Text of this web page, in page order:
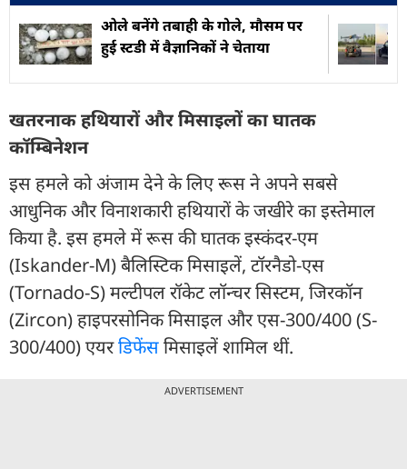
ओले बनेंगे तबाही के गोले, मौसम पर
हुई स्टडी में वैज्ञानिकों ने चेताया
खतरनाक हथियारों और मिसाइलों का घातक
कॉम्बिनेशन
इस हमले को अंजाम देने के लिए रूस ने अपने सबसे
आधुनिक और विनाशकारी हथियारों के जखीरे का इस्तेमाल
किया है. इस हमले में रूस की घातक इस्कंदर-एम
(Iskander-M) बैलिस्टिक मिसाइलें, टॉरनैडो-एस
(Tornado-S) मल्टीपल रॉकेट लॉन्चर सिस्टम, जिरकॉन
(Zircon) हाइपरसोनिक मिसाइल और एस-300/400 (S-
300/400) एयरडिफेंसमिसाइलें शामिल थीं.
ADVERTISEMENT